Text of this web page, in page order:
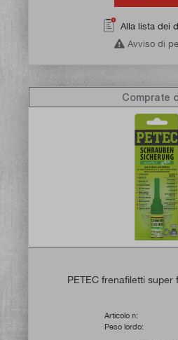
Alla lista dei
Avviso di
PETEC frenafiletti super
Articolo n:
Peso lordo:
Comprate